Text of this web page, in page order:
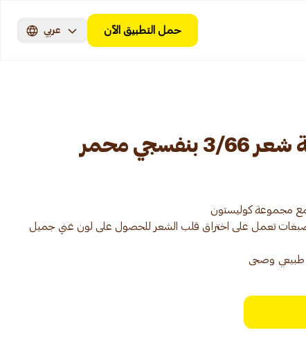
حمل التطبيق الآن عربي
محمر
الصبغات تعمل على اختراق قلب الشعر للحصول على لون غني جميل
طبيعي وصحى